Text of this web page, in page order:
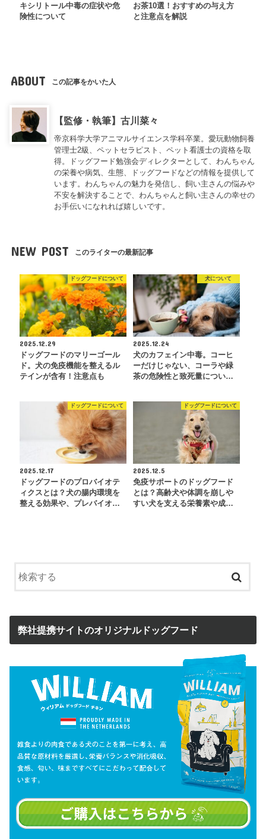
キシリトール中毒の症状や危
険性について
お茶10選！おすすめの与え方
と注意点を解説
ABOUT この記事をかいた人
【監修・執筆】古川菜々
帝京科学大学アニマルサイエンス学科卒業。愛玩動物飼養
管理士2級、ペットセラピスト、ペット看護士の資格を取
得。ドッグフード勉強会ディレクターとして、わんちゃん
の栄養や病気、生態、ドッグフードなどの情報を提供して
います。わんちゃんの魅力を発信し、飼い主さんの悩みや
不安を解決することで、わんちゃんと飼い主さんの幸せの
お手伝いになれれば嬉しいです。
NEW POST このライターの最新記事
ドッグフードについて
2025.12.29
ドッグフードのマリーゴール
ド。犬の免疫機能を整えるル
テインが含有！注意点も
犬について
2025.12.24
犬のカフェイン中毒。コーヒ
ーだけじゃない、コーラや緑
茶の危険性と致死量につい…
ドッグフードについて
2025.12.17
ドッグフードのプロバイオテ
ィクスとは？犬の腸内環境を
整える効果や、プレバイオ…
ドッグフードについて
2025.12.5
免疫サポートのドッグフード
とは？高齢犬や体調を崩しや
すい犬を支える栄養素や成…
弊社提携サイトのオリジナルドッグフード